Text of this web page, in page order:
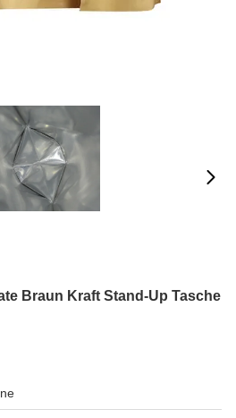
Braun Kraft Stand-Up Tasche